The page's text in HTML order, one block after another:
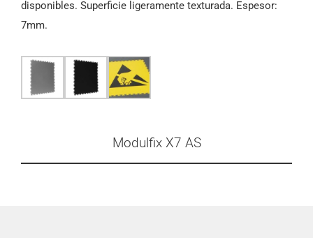
disponibles. Superficie ligeramente texturada. Espesor:
7mm.
Modulfix X7 AS